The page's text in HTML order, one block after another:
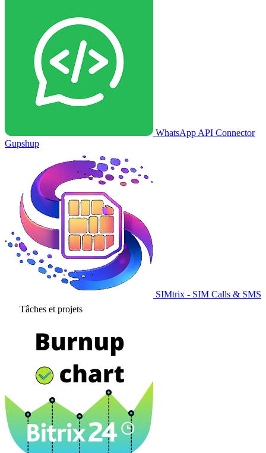
WhatsApp API Connector
Gupshup
SIMtrix - SIM Calls & SMS
Tâches et projets